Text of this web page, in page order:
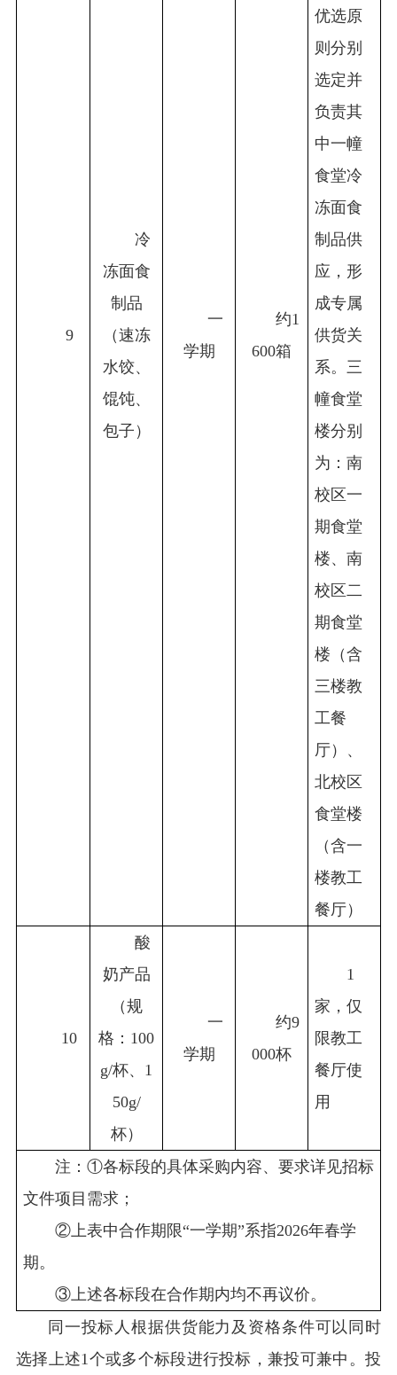
9
冷
冻面食
制品
（速冻
水饺、
馄饨、
包子）
一
学期
约1
600箱
优选原
则分别
选定并
负责其
中一幢
食堂冷
冻面食
制品供
应，形
成专属
供货关
系。三
幢食堂
楼分别
为：南
校区一
期食堂
楼、南
校区二
期食堂
楼（含
三楼教
工餐
厅）、
北校区
食堂楼
（含一
楼教工
餐厅）
10
酸
奶产品
（规
格：100
g/杯、1
50g/
杯）
一
学期
约9
000杯
1
家，仅
限教工
餐厅使
用
注： ①各标段的具体采购内容、要求详见招标
文件项目需求；
②上表中合作期限“一学期”系指2026年春学
期。
③上述各标段在合作期内均不再议价。
同一投标人根据供货能力及资格条件可以同时
选择上述1个或多个标段进行投标，兼投可兼中。投